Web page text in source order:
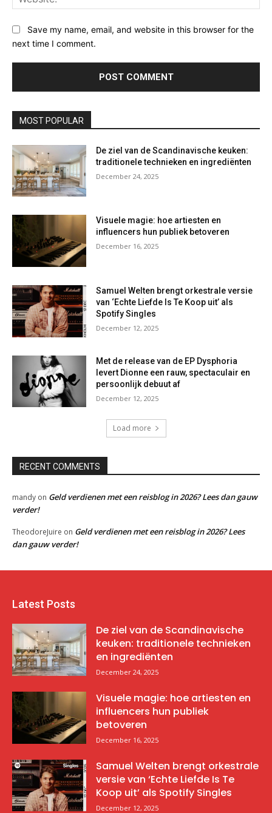
Save my name, email, and website in this browser for the
next time I comment.
MOST POPULAR
De ziel van de Scandinavische keuken:
traditionele technieken en ingrediënten
December 24, 2025
Visuele magie: hoe artiesten en
influencers hun publiek betoveren
December 16, 2025
Samuel Welten brengt orkestrale versie
van ‘Echte Liefde Is Te Koop uit’ als
Spotify Singles
December 12, 2025
Met de release van de EP Dysphoria
levert Dionne een rauw, spectaculair en
persoonlijk debuut af
December 12, 2025
Load more
RECENT COMMENTS
mandy on Geld verdienen met een reisblog in 2026? Lees dan gauw
verder!
TheodoreJuire on Geld verdienen met een reisblog in 2026? Lees
dan gauw verder!
Latest Posts
De ziel van de Scandinavische
keuken: traditionele technieken
en ingrediënten
December 24, 2025
Visuele magie: hoe artiesten en
influencers hun publiek
betoveren
December 16, 2025
Samuel Welten brengt orkestrale
versie van ‘Echte Liefde Is Te
Koop uit’ als Spotify Singles
December 12, 2025